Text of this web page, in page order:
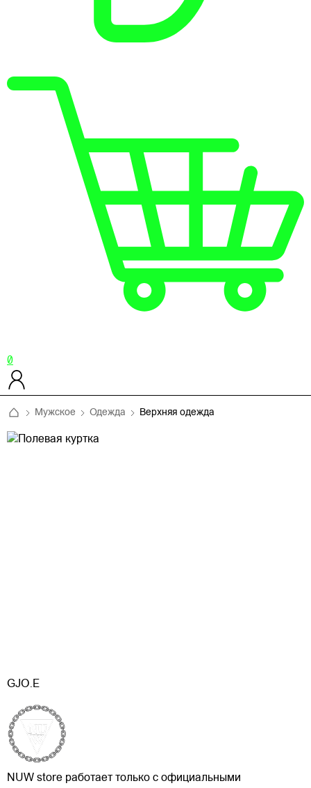
0
Мужское Одежда Верхняя одежда
GJO.E
NUW store работает только с официальными